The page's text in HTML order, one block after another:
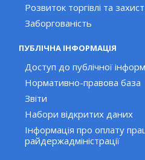
Розвиток торгівлі та
Заборгованість
ПУБЛІЧНА ІНФОРМАЦІЯ
Доступ до публічної
Нормативно-правова база
Звіти
Набори відкритих даних
Інформація про оплату
райдержадміністрації